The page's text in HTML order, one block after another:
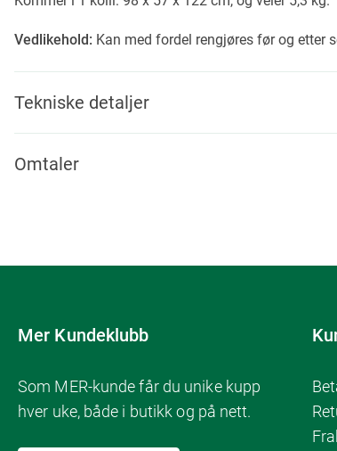
Vedlikehold: Kan med fordel rengjøres før og etter
Tekniske detaljer
Omtaler
Mer Kundeklubb
Som MER-kunde får du unike kupp
hver uke, både i butikk og på nett.